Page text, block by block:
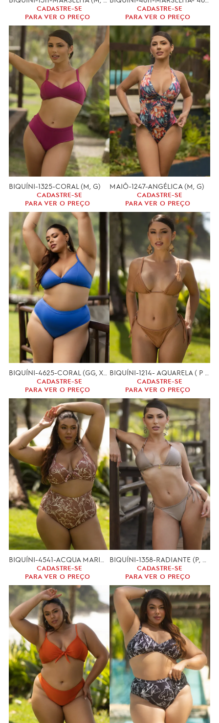
CADASTRE-SE
PARA VER O PREÇO
CADASTRE-SE
PARA VER O PREÇO
BIQUÍNI-1325-CORAL (M, G)
CADASTRE-SE
PARA VER O PREÇO
MAIÔ-1247-ANGÉLICA (M, G)
CADASTRE-SE
PARA VER O PREÇO
CADASTRE-SE
PARA VER O PREÇO
CADASTRE-SE
PARA VER O PREÇO
CADASTRE-SE
PARA VER O PREÇO
CADASTRE-SE
PARA VER O PREÇO